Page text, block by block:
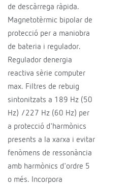
de descàrrega ràpida.
Magnetotèrmic bipolar de
protecció per a maniobra
de bateria i regulador.
Regulador denergia
reactiva sèrie computer
max. Filtres de rebuig
sintonitzats a 189 Hz (50
Hz) /227 Hz (60 Hz) per
a protecció d'harmònics
presents a la xarxa i evitar
fenòmens de ressonància
amb harmònics d'ordre 5
o més. Incorpora